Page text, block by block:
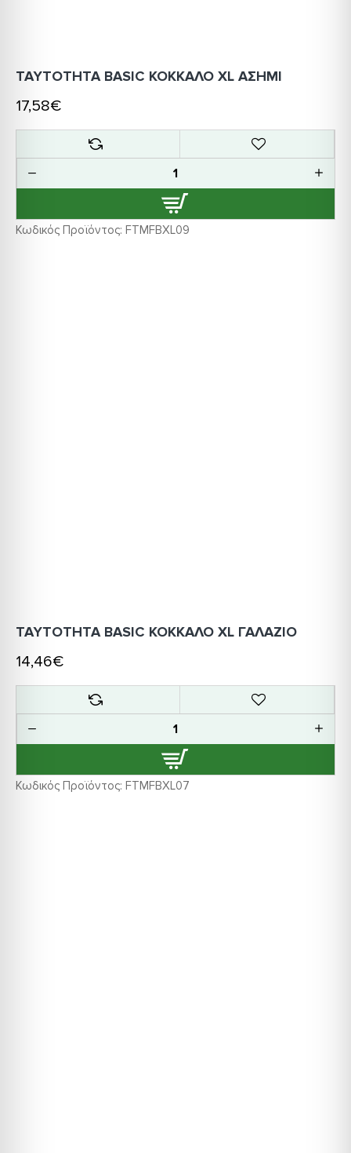
Κωδικός Προϊόντος: FTMFBXL09
ΤΑΥΤΟΤΗΤΑ BASIC ΚΟΚΚΑΛΟ XL ΑΣΗΜΙ
17,58€
Κωδικός Προϊόντος: FTMFBXL07
ΤΑΥΤΟΤΗΤΑ BASIC ΚΟΚΚΑΛΟ XL ΓΑΛΑΖΙΟ
14,46€